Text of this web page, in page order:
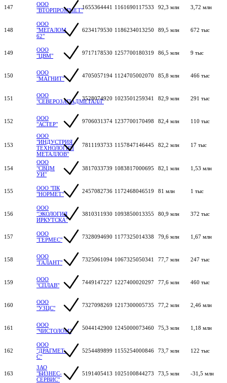
147
ООО
"ВТОРПРОММЕТ"1655364441 1161690117533 92,3 млн 3,72 млн
148
ООО
"МЕГАЛОМ
62"
6234179530 1186234013250 89,5 млн 672 тыс
149
ООО
"ЦВМ"
9717178530 1257700180319 86,5 млн 9 тыс
150
ООО
"МАГНИТ"
4705057194 1124705002070 85,8 млн 466 тыс
151
ООО
"СЕВЕРОЗАПАДМЕТАЛЛ"
3528074920 1023501259341 82,9 млн 291 тыс
152
ООО
"АСТЕР"
9706031374 1237700170498 82,4 млн 110 тыс
153
ООО
"ИНДУСТРИЯ
ТЕХНОЛОГИЙ
МЕТАЛЛОВ"
7811193733 1157847146445 82,2 млн 17 тыс
154
ООО
"СВЦМ
УИ"
3817033739 1083817000695 82,1 млн 1,53 млн
155
ООО "ПК
"НОРМЕТ"
2457082736 1172468046519 81 млн 1 тыс
156
ООО
"ЭКОЛОГИЯ
ИРКУТСКА"
3810311930 1093850013355 80,9 млн 372 тыс
157
ООО
"ГЕРМЕС"
7328094690 1177325014338 79,6 млн 1,67 млн
158
ООО
"ГАЛАНТ"
7325061094 1067325050341 77,7 млн 247 тыс
159
ООО
"СПЛАВ"
7449147227 1227400020297 77,6 млн 460 тыс
160
ООО
"УЗЦС"
7327098269 1217300005735 77,2 млн 2,46 млн
161
ООО
"ЧИСТОЛОМ"
5044142900 1245000073460 75,3 млн 1,18 млн
162
ООО
"ДРАГМЕТ-
С"
5254489899 1155254000846 73,7 млн 122 тыс
163
ЗАО
"БИЗНЕС-
СЕРВИС"
5191405413 1025100844273 73,5 млн -31,5 млн